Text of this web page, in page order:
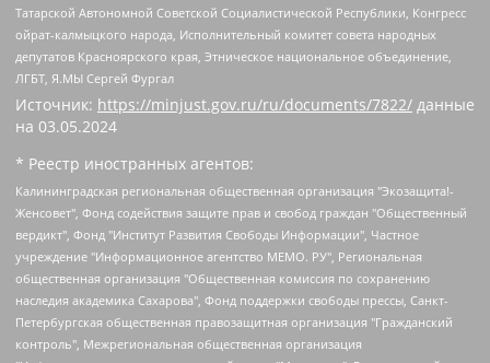
Татарской Автономной Советской Социалистической Республики, Конгресс
ойрат-калмыцкого народа, Исполнительный комитет совета народных
депутатов Красноярского края, Этническое национальное объединение,
ЛГБТ, Я.МЫ Сергей Фургал
Источник: https://minjust.gov.ru/ru/documents/7822/ данные
на 03.05.2024
* Реестр иностранных агентов:
Калининградская региональная общественная организация "Экозащита!-Женсовет", Фонд содействия защите прав и свобод граждан "Общественный вердикт", Фонд "Институт Развития Свободы Информации", Частное учреждение "Информационное агентство МЕМО. РУ", Региональная общественная организация "Общественная комиссия по сохранению наследия академика Сахарова", Фонд поддержки свободы прессы, Санкт-Петербургская общественная правозащитная организация "Гражданский контроль", Межрегиональная общественная организация "Информационно-просветительский центр "Мемориал", Региональный Фонд "Центр Защиты Прав Средств Массовой Информации", с 05.12.2023 Фонд "Центр Защиты Прав Средств массовой информации", Региональная общественная благотворительная организация помощи беженцам и мигрантам "Гражданское содействие", Негосударственное образовательное учреждение дополнительного профессионального образования (повышение квалификации) специалистов "АКАДЕМИЯ ПО ПРАВАМ ЧЕЛОВЕКА", Свердловская региональная общественная организация "Сутяжник", Автономная некоммерческая организация "Центр независимых социологических исследований", Союз общественных объединений "Российский исследовательский центр по правам человека", Региональное общественное учреждение научно-информационный центр "МЕМОРИАЛ", Некоммерческая организация "Фонд защиты гласности", Автономная некоммерческая организация "Институт прав человека", Городская общественная организация "Екатеринбургское общество "МЕМОРИАЛ", Городская общественная организация "Рязанское историко-просветительское и правозащитное общество "Мемориал" (Рязанский Мемориал), Челябинский региональный орган общественной самодеятельности – женское общественное объединение "Женщины Евразии", Челябинский региональный орган общественной самодеятельности "Уральская правозащитная группа", Фонд содействия защите здоровья и социальной справедливости имени Андрея Рылькова, Автономная Некоммерческая Организация "Аналитический Центр Юрия Левады", Автономная некоммерческая организация социальной поддержки населения "Проект Апрель", Региональная общественная организация помощи женщинам и детям, находящимся в кризисной ситуации "Информационно-методический центр "Анна", Фонд содействия развитию массовых коммуникаций и правовому просвещению "Так-так-Так", Фонд содействия устойчивому развитию "Серебряная тайга", Свердловский региональный общественный фонд социальных проектов "Новое время", "Idel.Реалии", Кавказ.Реалии, Крым.Реалии, Телеканал Настоящее Время, Татаро-башкирская служба Радио Свобода (Azatliq Radiosi), Радио Свободная Европа/Радио Свобода (PCE/PC), "Сибирь.Реалии", "Фактограф", Благотворительный фонд помощи осужденным и их семьям, Автономная некоммерческая организация "Институт глобализации и социальных движений", Фонд "В защиту прав заключенных", Частное учреждение "Центр поддержки и содействия развитию средств массовой информации", Пензенский региональный общественный благотворительный фонд "Гражданский союз", "Север.Реалии", Некоммерческая организация Фонд "Правовая инициатива", Общество с ограниченной ответственностью "Радио Свободная Европа/Радио Свобода", Чешское информационное агентство "MEDIUM-ORIENT", Красноярская региональная общественная организация "Мы против СПИДа", Камалягин Денис Николаевич, Маркелов Сергей Евгеньевич, Пономарев Лев Александрович, Савицкая Людмила Алексеевна, Автономная некоммерческая организация "Центр по работе с проблемой насилия "НАСИЛИЮ.НЕТ", Межрегиональный профессиональный союз работников здравоохранения "Альянс врачей", Юридическое лицо, зарегистрированное в Латвийской Республике, SIA "Medusa Project" (регистрационный номер 40103797863, дата регистрации 10.06.2014), Некоммерческая организация "Фонд по борьбе с коррупцией", Автономная некоммерческая организация "Институт права и публичной политики", Баданин Роман Сергеевич, Гликин Максим Александрович, Железнова Мария Михайловна, Лукьянова Юлия Сергеевна, Маетная Елизавета Витальевна, Маняхин Петр Борисович, Чуракова Ольга Владимировна, Ярош Юлия Петровна, Юридическое лицо "The Insider SIA", зарегистрированное в Риге, Латвийская Республика (дата регистрации 26.06.2015), являющееся администратором доменного имени интернет-издания "The Insider SIA", https://theins.ru, Постернак Алексей Евгеньевич, Рубин Михаил Аркадьевич, Анин Роман Александрович, Юридическое лицо Istories fonds, зарегистрированное в Латвийской Республике (регистрационный номер 50008295751, дата регистрации 24.02.2020), Великовский Дмитрий Александрович, Долинина Ирина Николаевна, Мароховская Алеся Алексеевна, Шлейнов Роман Юрьевич, Шмагун Олеся Валентиновна, Общество с ограниченной ответственностью "Альтаир 2021", Общество с ограниченной ответственностью "Вега 2021", Общество с ограниченной ответственностью "Главный редактор 2021", Общество с ограниченной ответственностью "Ромашки монолит", Важенков Артем Валерьевич, Ивановская областная общественная организация "Центр гендерных исследований", Гурман Юрий Альбертович, Медиапроект "ОВД-Инфо", Егоров Владимир Владимирович, Жилинский Владимир Александрович, Общество с ограниченной ответственностью "ЗП", Иванова София Юрьевна, Карезина Инна Павловна, Кильтау Екатерина Викторовна, Петров Алексей Викторович, Пискунов Сергей Евгеньевич, Смирнов Сергей Сергеевич, Тихонов Михаил Сергеевич, Общество с ограниченной ответственностью "ЖУРНАЛИСТ-ИНОСТРАННЫЙ АГЕНТ", Арапова Галина Юрьевна, Вольтская Татьяна Анатольевна, Американская компания "Mason G.E.S. Anonymous Foundation" (США), являющаяся владельцем интернет-издания https://mnews.world/, Компания "Stichting Bellingcat", зарегистрированная в Нидерландах (дата регистрации 11.07.2018), Захаров Андрей Вячеславович, Клепиковская Екатерина Дмитриевна, Общество с ограниченной ответственностью "МЕМО", Перл Роман Александрович, Симонов Евгений Алексеевич, Соловьева Елена Анатольевна, Сотников Даниил Владимирович, Сурначева Елизавета Дмитриевна, Автономная некоммерческая организация по защите прав человека и информированию населения "Якутия – Наше Мнение", Общество с ограниченной ответственностью "Москоу диджитал медиа", с 26.01.2023 Общество с ограниченной ответственностью "Чайка Белые сады", Ветошкина Валерия Валерьевна, Заговора Максим Александрович, Межрегиональное общественное движение "Российская ЛГБТ - сеть", Оленичев Максим Владимирович, Павлов Иван Юрьевич, Скворцова Елена Сергеевна, Общество с ограниченной ответственностью "Как бы инагент", Кочетков Игорь Викторович, Общество с ограниченной ответственностью "Честные выборы", Еланчик Олег Александрович, Общество с ограниченной ответственностью "Нобелевский призыв", Гималова Регина Эмилевна, Григорьев Андрей Валерьевич, Григорьева Алина Александровна, Ассоциация по содействию защите прав призывников, альтернативнослужащих и военнослужащих "Правозащитная группа "Гражданин.Армия.Право", Хисамова Регина Фаритовна, Автономная некоммерческая организация по реализации социально-правовых программ "Лилит", Дальневосточное общественное движение "Маяк", Санкт-Петербургская ЛГБТ-инициативная группа "Выход", Инициативная группа ЛГБТ+ "Реверс", Алексеев Андрей Викторович, Бекбулатова Таисия Львовна, Беляев Иван Михайлович, Владыкина Елена Сергеевна, Гельман Марат Александрович, Никульшина Вероника Юрьевна, Толоконникова Надежда Андреевна, Шендерович Виктор Анатольевич, Общество с ограниченной ответственностью "Данное сообщение", Общество с ограниченной ответственностью Издательский дом "Новая глава", Айнбиндер Александра Александровна, Московский комьюнити-центр для ЛГБТ+инициатив, Благотворительный фонд развития филантропии, Deutsche Welle (Германия, Kurt-Schumacher-Strasse 3, 53113 Bonn), Борзунова Мария Михайловна, Воробьев Виктор Викторович, Голубева Анна Львовна, Константинова Алла Михайловна, Малкова Ирина Владимировна, Мурадов Мурад Абдулгалимович, Осетинская Елизавета Николаевна, Понасенков Евгений Николаевич, Ганапольский Матвей Юрьевич, Киселев Евгений Алексеевич, Борухович Ирина Григорьевна, Дремин Иван Тимофеевич, Дубровский Дмитрий Викторович, Красноярская региональная общественная организация поддержки и развития альтернативных образовательных технологий и межкультурных коммуникаций "ИНТЕРРА", Маяковская Екатерина Алексеевна, Фейгин Марк Захарович, Филимонов Андрей Викторович, Дзугкоева Регина Николаевна, Доброхотов Роман Александрович, Дудь Юрий Александрович, Елкин Сергей Владимирович, Кругликов Кирилл Игоревич, Сабунаева Мария Леонидовна, Семенов Алексей Владимирович, Шаинян Карен Багратович, Шульман Екатерина Михайловна, Асафьев Артур Валерьевич, Вахштайн Виктор Семенович, Венедиктов Алексей Алексеевич, Лушникова Екатерина Евгеньевна, Волков Леонид Михайлович, Невзоров Александр Глебович, Пархоменко Сергей Борисович, Сироткин Ярослав Николаевич, Кара-Мурза Владимир Владимирович, Баранова Наталья Владимировна, Гозман Леонид Яковлевич, Кагарлицкий Борис Юльевич, Климарев Михаил Валерьевич, Милов Владимир Станиславович, Автономная некоммерческая организация Краснодарский центр современного искусства "Типография", Моргенштерн Алишер Тагирович, Соболь Любовь Эдуардовна, Общество с ограниченной ответственностью "ЛИЗА НОРМ", Каспаров Гарри Кимович, Ходорковский Михаил Борисович, Общество с ограниченной ответственностью "Апрельские тезисы", Данилович Ирина Брониславовна, Кашин Олег Владимирович, Петров Николай Владимирович, Пивоваров Алексей Владимирович, Соколов Михаил Владимирович, Цветкова Юлия Владимировна, Чичваркин Евгений Александрович, Комитет против пыток/Команда против пыток, Общество с ограниченной ответственностью "Первый научный", Общество с ограниченной ответственностью "Вертолет и ко", Белоцерковская Вероника Борисовна, Кац Максим Евгеньевич, Лазарева Татьяна Юрьевна, Шаведдинов Руслан Табризович, Яшин Илья Валерьевич, Общество с ограниченной ответственностью "Иноагент ААВ", Алешковский Дмитрий Петрович, Альбац Евгения Марковна, Быков Дмитрий Львович, Галямина Юлия Евгеньевна, Лойко Сергей Леонидович, Мартынов Кирилл Константинович, Медведев Сергей Александрович, Крашенинников Федор Геннадиевич, Гордеева Катерина Вл